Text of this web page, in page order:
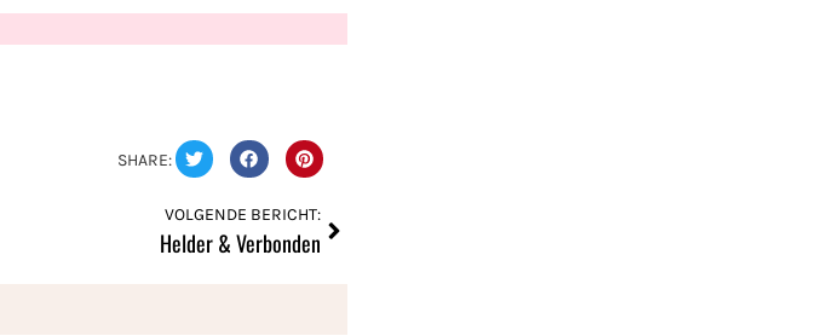
SHARE:
VOLGENDE BERICHT:
Helder & Verbonden